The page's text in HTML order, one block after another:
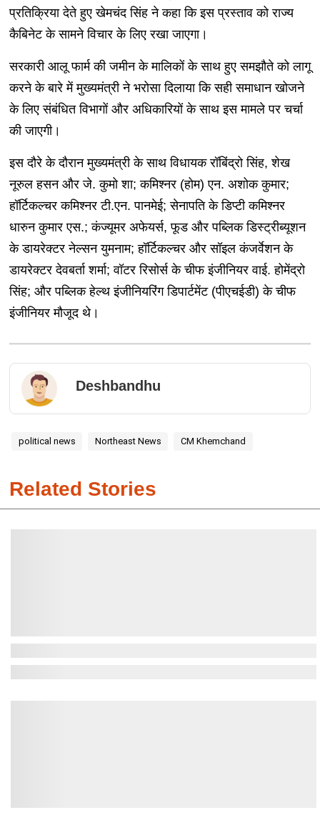
प्रतिक्रिया देते हुए खेमचंद सिंह ने कहा कि इस प्रस्ताव को राज्य
कैबिनेट के सामने विचार के लिए रखा जाएगा।
सरकारी आलू फार्म की जमीन के मालिकों के साथ हुए समझौते को लागू
करने के बारे में मुख्यमंत्री ने भरोसा दिलाया कि सही समाधान खोजने
के लिए संबंधित विभागों और अधिकारियों के साथ इस मामले पर चर्चा
की जाएगी।
इस दौरे के दौरान मुख्यमंत्री के साथ विधायक रॉबिंद्रो सिंह, शेख
नूरुल हसन और जे. कुमो शा; कमिश्नर (होम) एन. अशोक कुमार;
हॉर्टिकल्चर कमिश्नर टी.एन. पानमेई; सेनापति के डिप्टी कमिश्नर
धारुन कुमार एस.; कंज्यूमर अफेयर्स, फूड और पब्लिक डिस्ट्रीब्यूशन
के डायरेक्टर नेल्सन युमनाम; हॉर्टिकल्चर और सॉइल कंजर्वेशन के
डायरेक्टर देवबर्ता शर्मा; वॉटर रिसोर्स के चीफ इंजीनियर वाई. होमेंद्रो
सिंह; और पब्लिक हेल्थ इंजीनियरिंग डिपार्टमेंट (पीएचईडी) के चीफ
इंजीनियर मौजूद थे।
Deshbandhu
political news Northeast News CM Khemchand
Related Stories